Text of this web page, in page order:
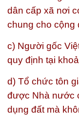
dân cấp xã nơi
chung cho cộng
c) Người gốc
quy định tại
d) Tổ chức tôn
được Nhà nước
dụng đất mà